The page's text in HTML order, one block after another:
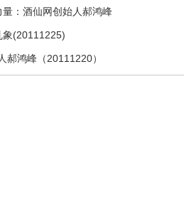
：酒仙网创始人郝鸿峰
象(20111225)
郝鸿峰（20111220）